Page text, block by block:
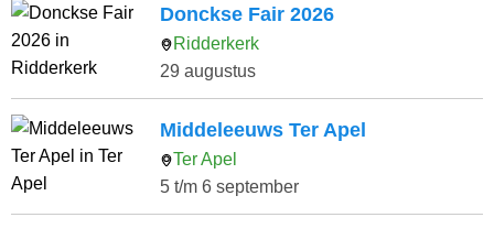
Donckse Fair 2026
Ridderkerk
29 augustus
Middeleeuws Ter Apel
Ter Apel
5 t/m 6 september